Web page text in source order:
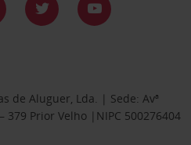
de Aluguer, Lda. | Sede: Avª
379 Prior Velho |NIPC 500276404